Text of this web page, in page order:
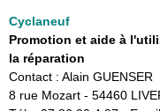
Cyclaneuf
Promotion et aide à
la réparation
Contact : Alain GUENSER
8 rue Mozart - 54460